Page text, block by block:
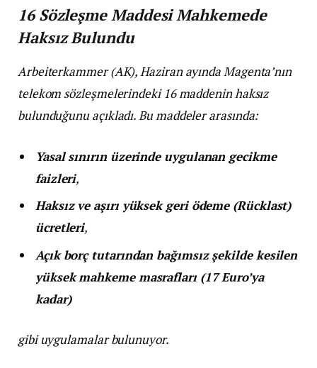
16 Sözleşme Maddesi Mahkemede
Haksız Bulundu
Arbeiterkammer (AK), Haziran ayında Magenta’nın
telekom sözleşmelerindeki 16 maddenin haksız
bulunduğunu açıkladı. Bu maddeler arasında:
Yasal sınırın üzerinde uygulanan gecikme
faizleri,
Haksız ve aşırı yüksek geri ödeme (Rücklast)
ücretleri,
Açık borç tutarından bağımsız şekilde kesilen
yüksek mahkeme masrafları (17 Euro’ya
kadar)
gibi uygulamalar bulunuyor.